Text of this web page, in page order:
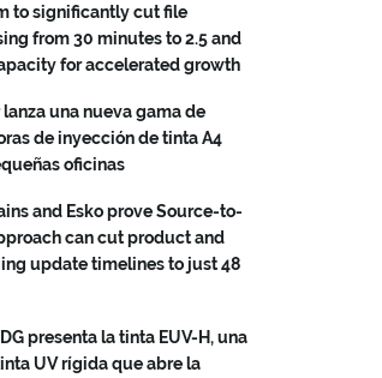
to significantly cut file
from 30 minutes to 2.5 and
for accelerated growth
lanza una nueva gama de
de inyección de tinta A4
oficinas
and Esko prove Source-to-
can cut product and
update timelines to just 48
presenta la tinta EUV-H, una
UV rígida que abre la